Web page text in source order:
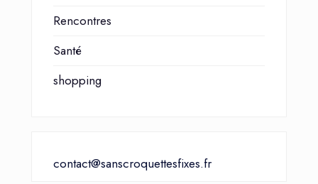
Rencontres
Santé
shopping
contact@sanscroquettesfixes.fr